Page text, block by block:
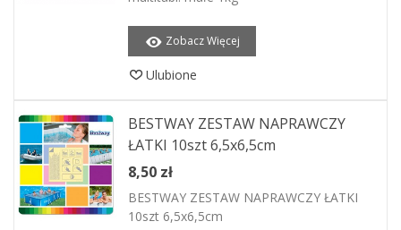
Zobacz Więcej
Ulubione
BESTWAY ZESTAW NAPRAWCZY
ŁATKI 10szt 6,5x6,5cm
8,50 zł
BESTWAY ZESTAW NAPRAWCZY ŁATKI
10szt 6,5x6,5cm